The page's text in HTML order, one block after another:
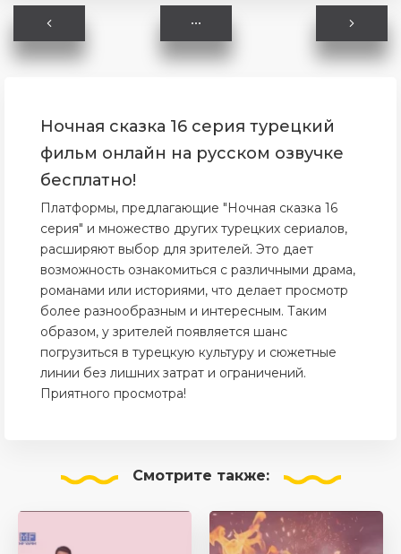
Ночная сказка 16 серия турецкий
фильм онлайн на русском озвучке
бесплатно!
Платформы, предлагающие "Ночная сказка 16
серия" и множество других турецких сериалов,
расширяют выбор для зрителей. Это дает
возможность ознакомиться с различными драма,
романами или историями, что делает просмотр
более разнообразным и интересным. Таким
образом, у зрителей появляется шанс
погрузиться в турецкую культуру и сюжетные
линии без лишних затрат и ограничений.
Приятного просмотра!
Смотрите также: